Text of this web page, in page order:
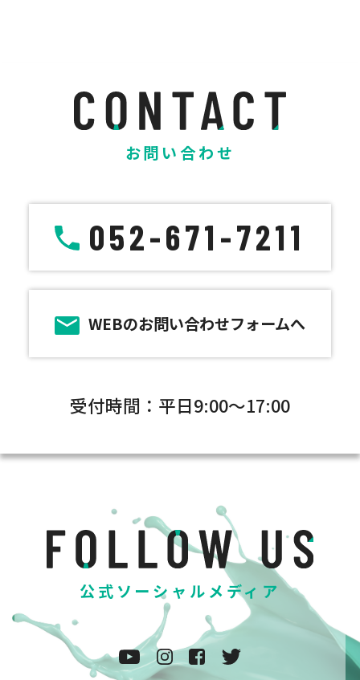
お問い合わせ
052-671-7211
WEBのお問い合わせフォームへ
受付時間：平日9:00～17:00
公式ソーシャルメディア